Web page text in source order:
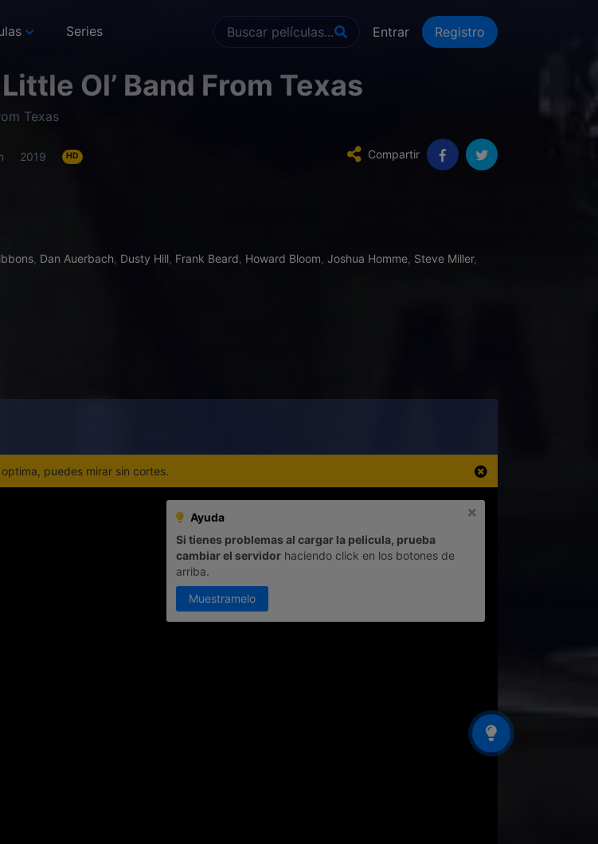
Entrar Registro
Series
Ol’ Band From Texas
Texas
2019 HD Compartir
, Dan Auerbach, Dusty Hill, Frank Beard, Howard Bloom, Joshua Homme, Steve Miller,
puedes mirar sin cortes.
Ayuda
Si tienes problemas al cargar la pelicula, prueba
cambiar el servidor haciendo click en los botones de
arriba.
Muestramelo